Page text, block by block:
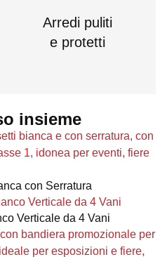
Arredi puliti
e protetti
insieme
con Serratura
Verticale da 4 Vani